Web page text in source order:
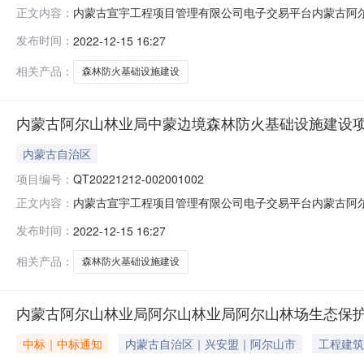
正文内容： 内蒙古宣宇工程项目管理有限公司电子交易平台内蒙古
发布时间： 2022-12-15 16:27
相关产品：
森林防火基础设施建设
内蒙古阿尔山林业局中蒙边境森林防火基础设施建设
内蒙古自治区
项目编号： QT20221212-002001002
正文内容： 内蒙古宣宇工程项目管理有限公司电子交易平台内蒙古
发布时间： 2022-12-15 16:27
相关产品：
森林防火基础设施建设
内蒙古阿尔山林业局阿尔山林业局阿尔山林场生态保
中标｜中标通知 内蒙古自治区｜兴安盟｜阿尔山市
工程建筑